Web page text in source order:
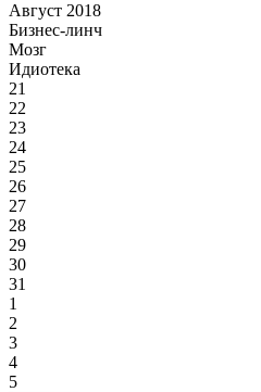
Август 2018
Бизнес-линч
Мозг
Идиотека
21
22
23
24
25
26
27
28
29
30
31
1
2
3
4
5